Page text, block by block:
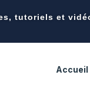
tutoriels et
Accueil